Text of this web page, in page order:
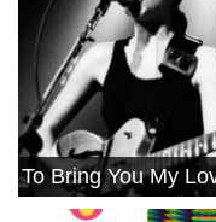
To Bring You My